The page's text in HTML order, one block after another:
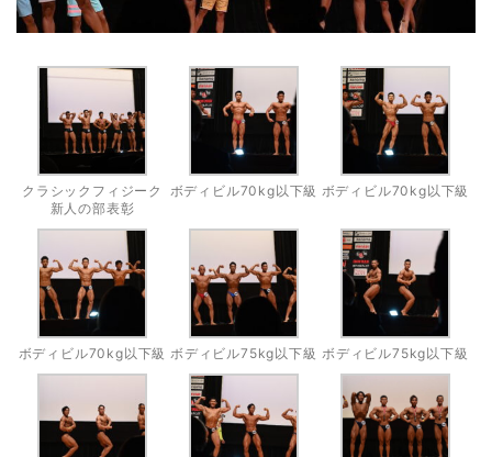
クラシックフィジーク
新人の部表彰
ボディビル70kg以下級 ボディビル70kg以下級
ボディビル70kg以下級 ボディビル75kg以下級 ボディビル75kg以下級